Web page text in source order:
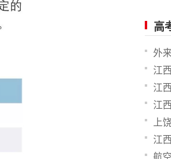
高
外
江
江
江
上
江
航